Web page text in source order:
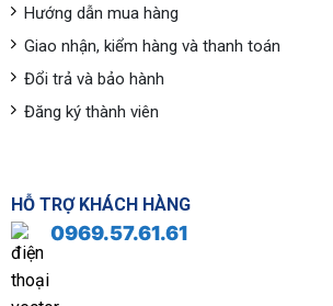
Hướng dẫn mua hàng
Giao nhận, kiểm hàng và thanh toán
Đổi trả và bảo hành
Đăng ký thành viên
HỖ TRỢ KHÁCH HÀNG
0969.57.61.61